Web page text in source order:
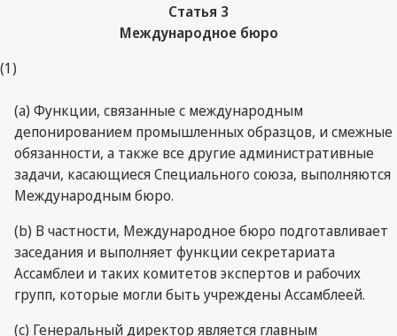
Статья 3
Международное бюро
(1)
(a) Функции, связанные с международным
депонированием промышленных образцов, и смежные
обязанности, а также все другие административные
задачи, касающиеся Специального союза, выполняются
Международным бюро.
(b) В частности, Международное бюро подготавливает
заседания и выполняет функции секретариата
Ассамблеи и таких комитетов экспертов и рабочих
групп, которые могли быть учреждены Ассамблеей.
(c) Генеральный директор является главным